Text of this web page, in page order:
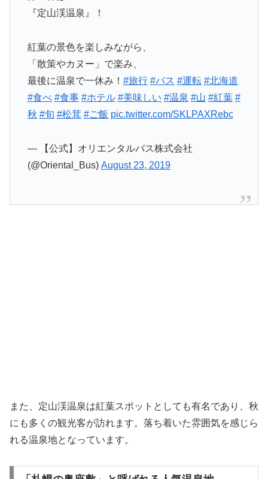
『定山渓温泉』！
紅葉の景色を楽しみながら、
「散策やカヌー」で楽み、
最後に温泉で一休み！ #旅行 #バス #運転 #北海道
#食べ #食事 #ホテル #美味しい #温泉 #山 #紅葉 #
秋 #旬 #松茸 #ご飯 pic.twitter.com/SKLPAXRebc
— 【公式】オリエンタルバス株式会社
(@Oriental_Bus) August 23, 2019
また、定山渓温泉は紅葉スポットとしても有名であり、秋
にも多くの観光客が訪れます。落ち着いた雰囲気を感じら
れる温泉地となっています。